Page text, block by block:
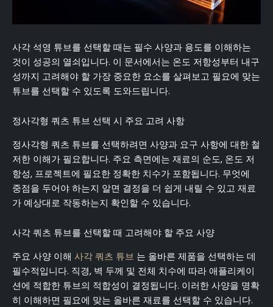
사각 석영 튜브를 선택할 때는 필수 사양과 용도를 이해하는
것이 성공의 열쇠입니다. 이 문서에서는 온도 저항성부터 내구
성까지 고려해야 할 가장 중요한 요소를 살펴보고 필요에 맞는
튜브를 선택할 수 있도록 도와드립니다.
정사각형 쿼츠 튜브 선택 시 주요 고려 사항
정사각형 쿼츠 튜브를 선택하려면 사양과 요구 사항에 대한 철
저한 이해가 필요합니다. 주요 측면에는 재료의 순도, 온도 저
항성, 프로젝트에 필요한 정확한 치수가 포함됩니다. 무엇에
중점을 두어야 하는지 알면 결정을 더 쉽게 내릴 수 있고 재료
가 예상대로 작동하는지 확인할 수 있습니다.
사각 쿼츠 튜브를 선택할 때 고려해야 할 주요 사양
주요 사양 이해 사각 쿼츠 튜브 는 올바른 제품을 선택하는 데
필수적입니다. 직경, 벽 두께 및 전체 치수에 따라 애플리케이
션에 적합한 튜브의 적합성이 결정됩니다. 이러한 사양을 명확
히 이해하면 필요에 맞는 올바른 재료를 선택할 수 있습니다.